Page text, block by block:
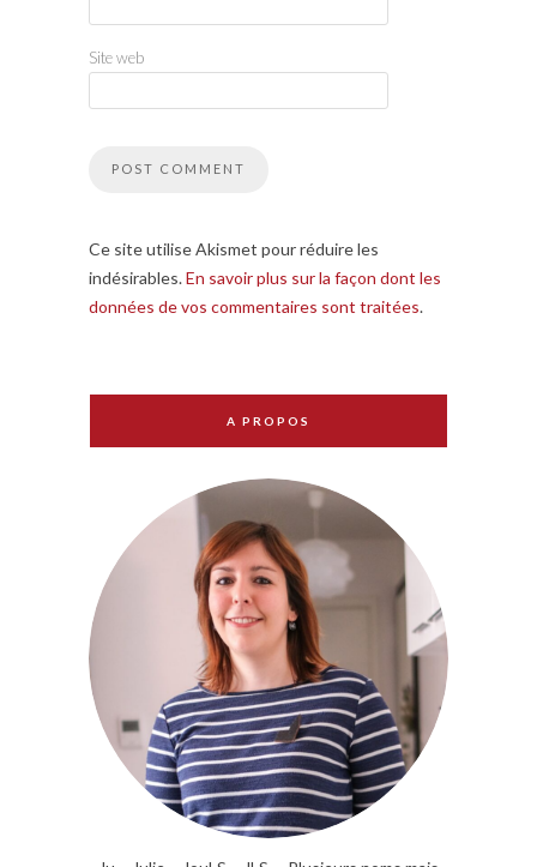
Site web
Ce site utilise Akismet pour réduire les
indésirables.En savoir plus sur la façon dont les
données de vos commentaires sont traitées.
A PROPOS